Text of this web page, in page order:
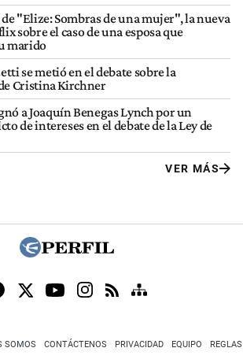
"Elize: Sombras de una mujer", la nueva
sobre el caso de una esposa que
marido
se metió en el debate sobre la
Cristina Kirchner
a Joaquín Benegas Lynch por un
de intereses en el debate de la Ley de
VER MÁS
SOMOS CONTÁCTENOS PRIVACIDAD EQUIPO